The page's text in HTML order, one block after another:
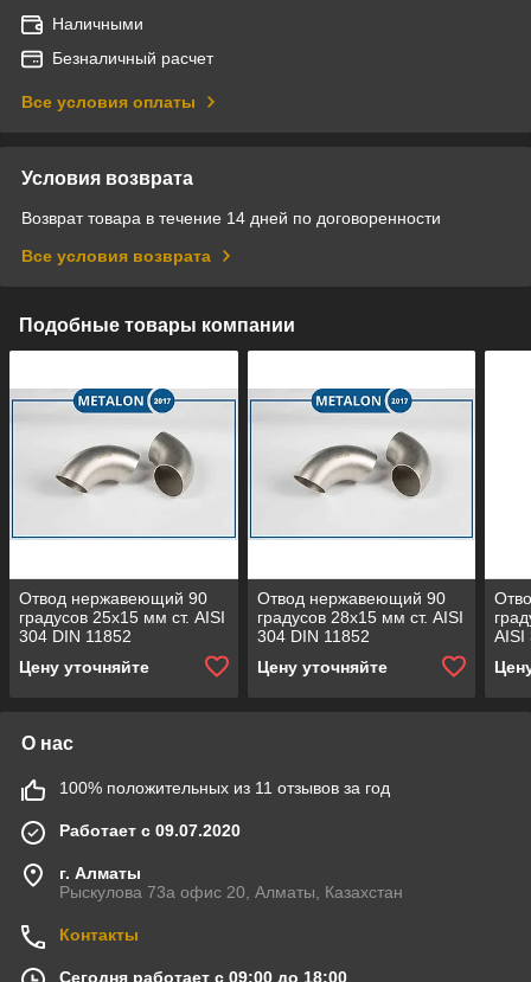
Наличными
Безналичный расчет
Все условия оплаты
Условия возврата
Возврат товара в течение 14 дней по договоренности
Все условия возврата
Подобные товары компании
Отвод нержавеющий 90
градусов 25х15 мм ст. AISI
304 DIN 11852
Цену уточняйте
Отвод нержавеющий 90
градусов 28х15 мм ст. AISI
304 DIN 11852
Цену уточняйте
AISI
О нас
100% положительных из 11 отзывов за год
Работает с 09.07.2020
г. Алматы
Рыскулова 73а офис 20, Алматы, Казахстан
Контакты
Сегодня работает с 09:00 до 18:00